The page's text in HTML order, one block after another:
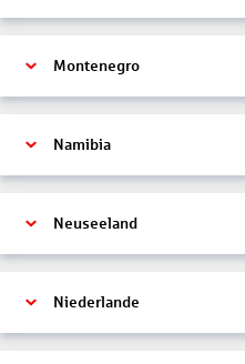
Montenegro
Namibia
Neuseeland
Niederlande